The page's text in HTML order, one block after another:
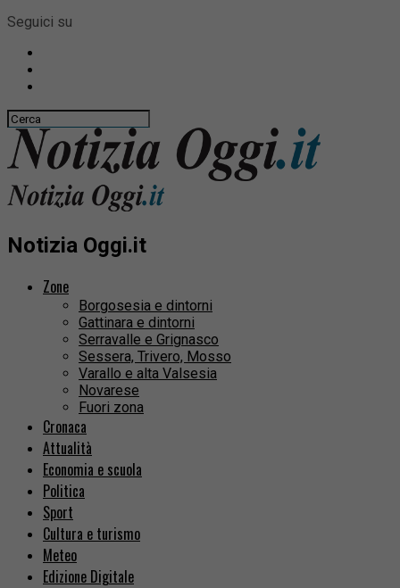
Seguici su
Notizia Oggi.it
Zone
Borgosesia e dintorni
Gattinara e dintorni
Serravalle e Grignasco
Sessera, Trivero, Mosso
Varallo e alta Valsesia
Novarese
Fuori zona
Cronaca
Attualità
Economia e scuola
Politica
Sport
Cultura e turismo
Meteo
Edizione Digitale